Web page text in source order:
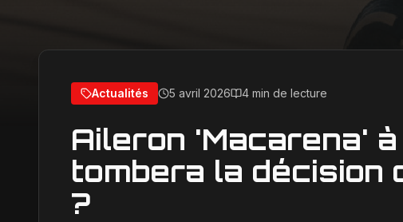
Actualités 5 avril 2026 4 min de lecture
Aileron 'Macarena' à
tombera la décision
?